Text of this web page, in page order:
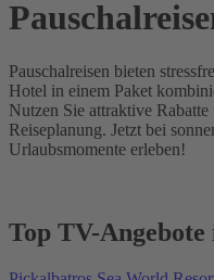
Pauschalreisen bieten
Hotel in einem Paket
Nutzen Sie attraktive
Reiseplanung. Jetzt bei
Urlaubsmomente erleben!
Top TV-